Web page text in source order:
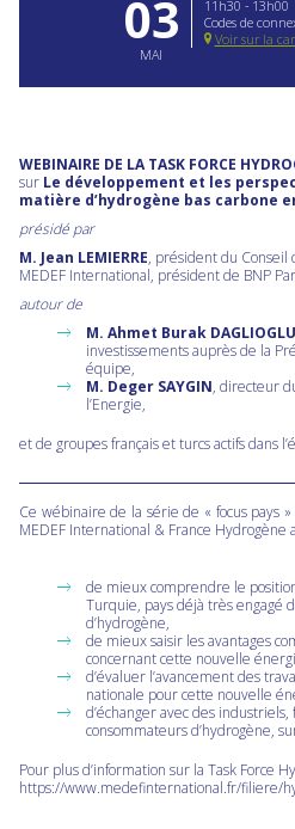
03
MAI
11h30 - 13h00
Codes de
Voir sur la
WEBINAIRE DE LA TASK FORCE
sur Le développement et les
matière d’hydrogène bas carbone
présidé par
M. Jean LEMIERRE, président du Conseil
MEDEF International, président de BNP
autour de
M. Ahmet Burak DAGLIOGLU
investissements auprès de la
équipe,
M. Deger SAYGIN, directeur
l’Energie,
et de groupes français et turcs actifs dans
Ce wébinaire de la série de « focus pays
MEDEF International & France Hydrogène
de mieux comprendre le
Turquie, pays déjà très engagé
d’hydrogène,
de mieux saisir les avantages
concernant cette nouvelle
d’évaluer l’avancement des
nationale pour cette nouvelle
d’échanger avec des
consommateurs d’hydrogène,
Pour plus d’information sur la Task Force
https://www.medefinternational.fr/filiere/